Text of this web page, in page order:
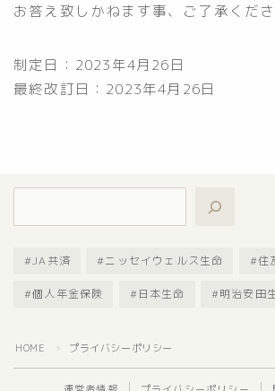
お答え致しかねます事、ご了承くださ
制定日：2023年4月26日
最終改訂日：2023年4月26日
JA共済 ニッセイウェルス生命 住
個人年金保険 日本生命 明治安田
HOME ＞ プライバシーポリシー